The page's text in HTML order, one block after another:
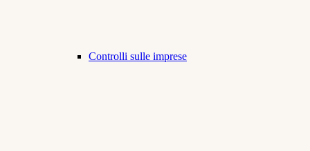
Controlli sulle imprese